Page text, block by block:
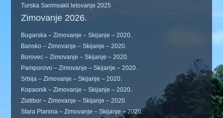
Turska Sarimsakli letovanje 2025
Zimovanje 2026.
Bugarska – Zimovanje – Skijanje – 2020.
Bansko – Zimovanje – Skijanje – 2020.
Borovec – Zimovanje – Skijanje – 2020.
Pamporovo – Zimovanje – Skijanje – 2020.
Srbija – Zimovanje – Skijanje – 2020.
Kopaonik – Zimovanje – Skijanje – 2020.
Zlatibor – Zimovanje – Skijanje – 2020.
Stara Planina – Zimovanje – Skijanje – 2020.